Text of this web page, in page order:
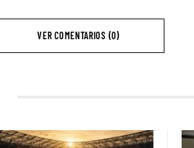
VER COMENTARIOS (0)